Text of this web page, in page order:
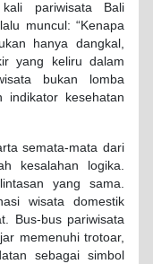
pariwisata Bali
muncul: “Kenapa
hanya dangkal,
yang keliru dalam
bukan lomba
indikator kesehatan
semata-mata dari
kesalahan logika.
yang sama.
wisata domestik
Bus-bus pariwisata
memenuhi trotoar,
sebagai simbol